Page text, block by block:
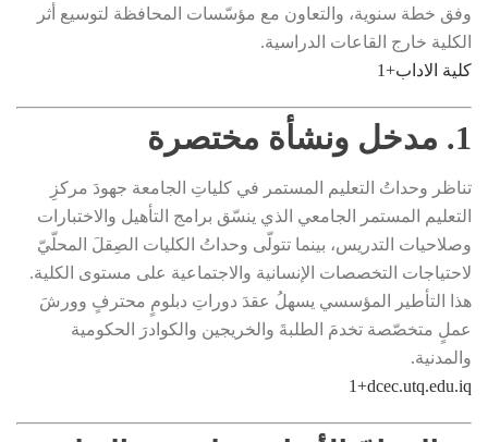
وفق خطة سنوية، والتعاون مع مؤسّسات المحافظة لتوسيع أثر
الكلية خارج القاعات الدراسية.
كلية الاداب+1
1. مدخل ونشأة مختصرة
تناظر وحداتُ التعليم المستمر في كلياتِ الجامعة جهودَ مركزِ
التعليم المستمر الجامعي الذي ينسّق برامج التأهيل والاختبارات
وصلاحيات التدريس، بينما تتولّى وحداتُ الكليات الصِقلَ المحلّيّ
لاحتياجات التخصصات الإنسانية والاجتماعية على مستوى الكلية.
هذا التأطير المؤسسي يسهلُ عقدَ دوراتِ دبلومٍ محترفٍ وورشَ
عملٍ متخصّصة تخدمَ الطلبةَ والخريجين والكوادرَ الحكومية
والمدنية.
dcec.utq.edu.iq
+1